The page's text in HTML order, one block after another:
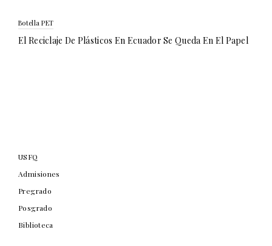
Botella PET
El Reciclaje De Plásticos En Ecuador Se Queda En El Papel
USFQ
Admisiones
Pregrado
Posgrado
Biblioteca